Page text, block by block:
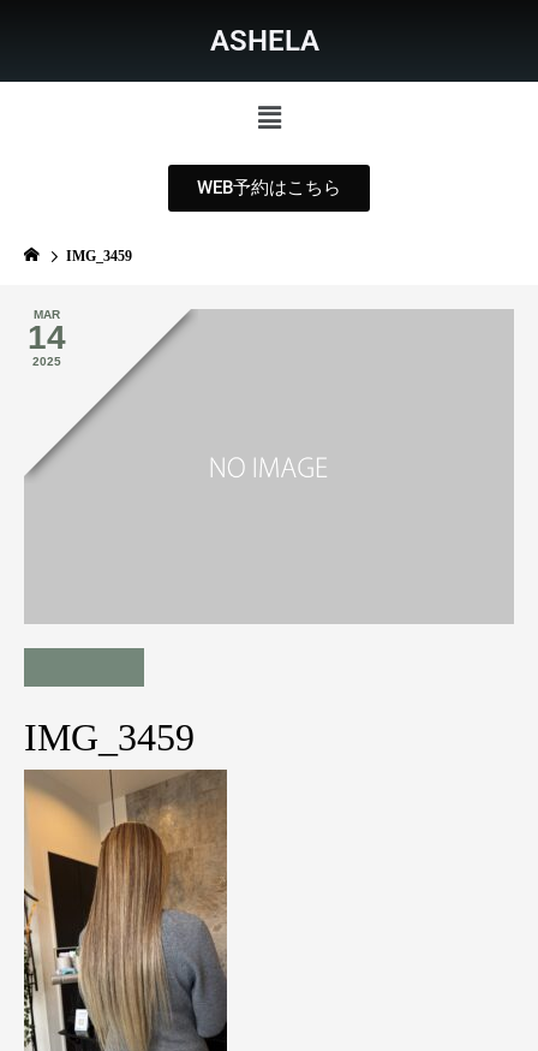
ASHELA
WEB予約はこちら
IMG_3459
MAR
14
2025
IMG_3459